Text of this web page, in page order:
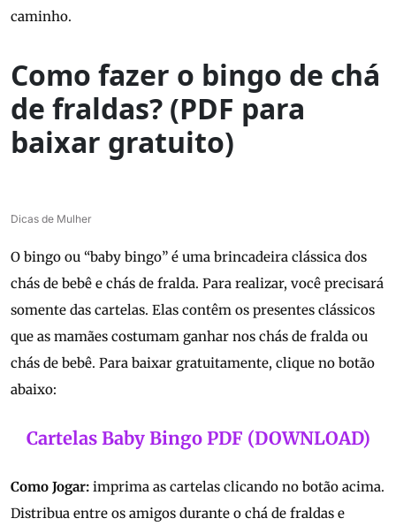
caminho.
Como fazer o bingo de chá
de fraldas? (PDF para
baixar gratuito)
Dicas de Mulher
O bingo ou “baby bingo” é uma brincadeira clássica dos
chás de bebê e chás de fralda. Para realizar, você precisará
somente das cartelas. Elas contêm os presentes clássicos
que as mamães costumam ganhar nos chás de fralda ou
chás de bebê. Para baixar gratuitamente, clique no botão
abaixo:
Cartelas Baby Bingo PDF (DOWNLOAD)
Como Jogar: imprima as cartelas clicando no botão acima.
Distribua entre os amigos durante o chá de fraldas e